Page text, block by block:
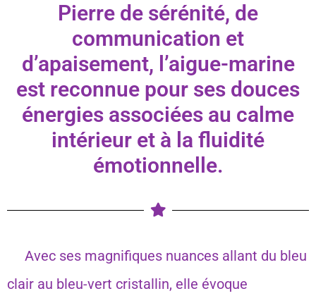
Pierre de sérénité, de
communication et
d’apaisement, l’aigue-marine
est reconnue pour ses douces
énergies associées au calme
intérieur et à la fluidité
émotionnelle.
Avec ses magnifiques nuances allant du bleu
clair au bleu-vert cristallin, elle évoque